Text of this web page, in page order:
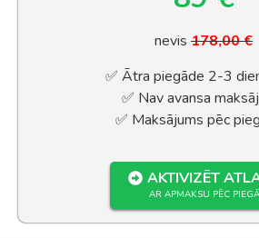
nevis 178,00 €
✅ Ātra piegāde 2-3
✅ Nav avansa
✅ Maksājums pēc
AKTIVIZĒT
AR APMAKSU PĒC